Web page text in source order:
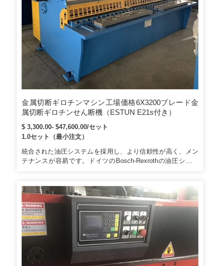
金属切断ギロチンマシン工場価格6X3200ブレード金
属切断ギロチンせん断機（ESTUN E21s付き）
$ 3,300.00- $47,600.00/セット
1.0セット（最小注文）
統合された油圧システムを採用し、より信頼性が高く、メン
テナンスが容易です。ドイツのBosch-Rexrothの油圧システ
メントデバイス。